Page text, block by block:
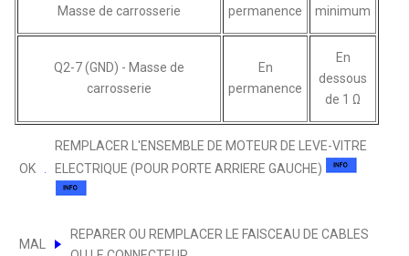
Masse de carrosserie
permanence
minimum
Q2-7 (GND) - Masse de
carrosserie
En
permanence
En
dessous
de 1 Ω
OK
REMPLACER L'ENSEMBLE DE MOTEUR DE LEVE-VITRE
ELECTRIQUE (POUR PORTE ARRIERE GAUCHE)
MAL
REPARER OU REMPLACER LE FAISCEAU DE CABLES